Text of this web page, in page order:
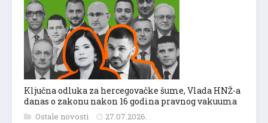
Ključna odluka za hercegovačke šume, Vlada HNŽ-a
danas o zakonu nakon 16 godina pravnog vakuuma
Ostale novosti 27.07.2026.